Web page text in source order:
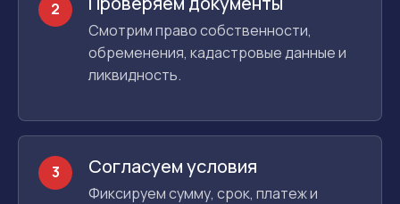
2
Смотрим право собственности,
обременения, кадастровые данные и
ликвидность.
3 Согласуем условия
Фиксируем сумму, срок, платеж и